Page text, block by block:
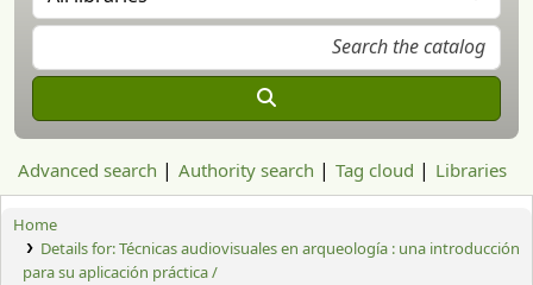
Advanced search Authority search Tag cloud Libraries
Home
Details for:Técnicas audiovisuales en arqueología : una introducción
para su aplicación práctica /